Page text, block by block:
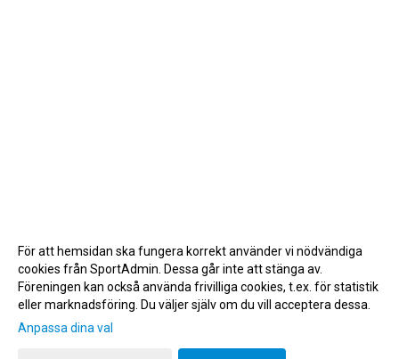
Gå till Webbversion
För att hemsidan ska fungera korrekt använder vi nödvändiga
cookies från SportAdmin. Dessa går inte att stänga av.
Föreningen kan också använda frivilliga cookies, t.ex. för statistik
eller marknadsföring. Du väljer själv om du vill acceptera dessa.
Anpassa dina val